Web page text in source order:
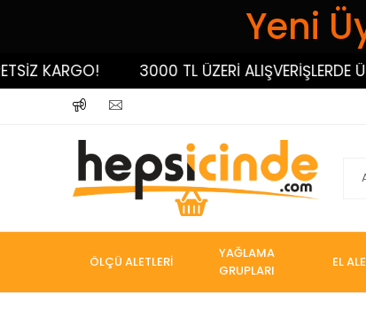
Yeni
KARGO! 3000 TL ÜZERİ ALIŞVERİŞLERDE
ÖLÇÜ ALETLERİ
YAĞLAMA
GRUPLARI
EL